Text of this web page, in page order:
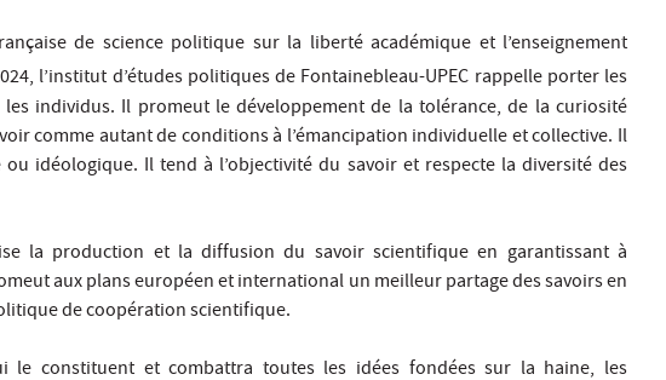
de science politique sur la liberté académique et l’enseignement
l’institut d’études politiques de Fontainebleau-UPEC rappelle porter les
individus. Il promeut le développement de la tolérance, de la curiosité
comme autant de conditions à l’émancipation individuelle et collective. Il
idéologique. Il tend à l’objectivité du savoir et respecte la diversité des
la production et la diffusion du savoir scientifique en garantissant à
aux plans européen et international un meilleur partage des savoirs en
de coopération scientifique.
le constituent et combattra toutes les idées fondées sur la haine, les